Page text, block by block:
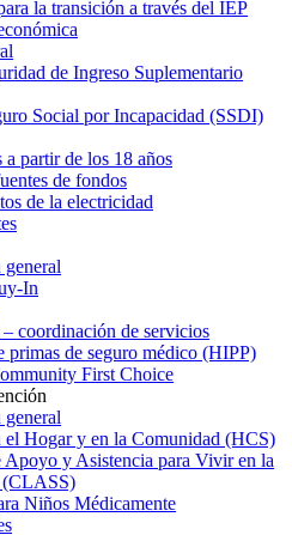
la transición a través del IEP
de Ingreso Suplementario
Social por Incapacidad (SSDI)
partir de los 18 años
de fondos
de la electricidad
In
coordinación de servicios
primas de seguro médico (HIPP)
First Choice
el Hogar y en la Comunidad (HCS)
Apoyo y Asistencia para Vivir en la
(CLASS)
Niños Médicamente